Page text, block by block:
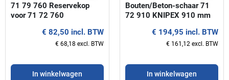
71 79 760 Reservekop
voor 71 72 760
€ 82,50 incl. BTW
€ 68,18 excl. BTW
In winkelwagen
Bouten/Beton-schaar 71
72 910 KNIPEX 910 mm
€ 194,95 incl. BTW
€ 161,12 excl. BTW
In winkelwagen